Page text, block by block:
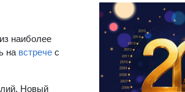
наиболее
на встрече с
Новый